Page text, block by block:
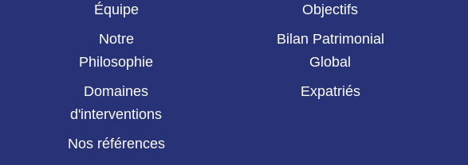
Équipe
Notre
Philosophie
Domaines
d'interventions
Nos références
Objectifs
Bilan Patrimonial
Global
Expatriés